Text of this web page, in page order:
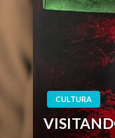
CULTURA